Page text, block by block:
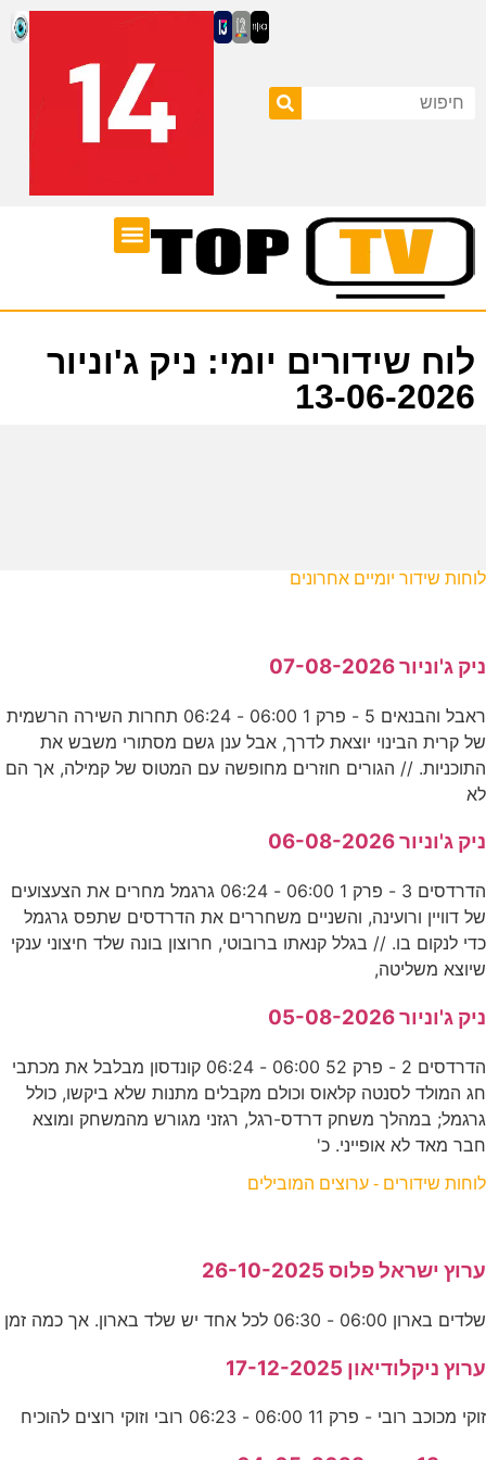
לוח שידורים יומי: ניק ג'וניור
13-06-2026
לוחות שידור יומיים אחרונים
ניק ג'וניור 07-08-2026
ראבל והבנאים 5 - פרק 1 06:00 - 06:24 תחרות השירה הרשמית
של קרית הבינוי יוצאת לדרך, אבל ענן גשם מסתורי משבש את
התוכניות. // הגורים חוזרים מחופשה עם המטוס של קמילה, אך הם
לא
ניק ג'וניור 06-08-2026
הדרדסים 3 - פרק 1 06:00 - 06:24 גרגמל מחרים את הצעצועים
של דוויין ורועינה, והשניים משחררים את הדרדסים שתפס גרגמל
כדי לנקום בו. // בגלל קנאתו ברובוטי, חרוצון בונה שלד חיצוני ענקי
שיוצא משליטה,
ניק ג'וניור 05-08-2026
הדרדסים 2 - פרק 52 06:00 - 06:24 קונדסון מבלבל את מכתבי
חג המולד לסנטה קלאוס וכולם מקבלים מתנות שלא ביקשו, כולל
גרגמל; במהלך משחק דרדס-רגל, רגזני מגורש מהמשחק ומוצא
חבר מאד לא אופייני. כ'
לוחות שידורים - ערוצים המובילים
ערוץ ישראל פלוס 26-10-2025
שלדים בארון 06:00 - 06:30 לכל אחד יש שלד בארון. אך כמה זמן
ערוץ ניקלודיאון 17-12-2025
זוקי מכוכב רובי - פרק 11 06:00 - 06:23 רובי וזוקי רוצים להוכיח